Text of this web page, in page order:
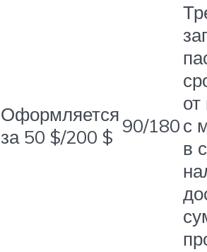
Оформляется
за 50 $/200 $ 90/180с
в